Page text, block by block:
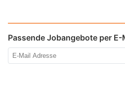
Passende Jobangebote per